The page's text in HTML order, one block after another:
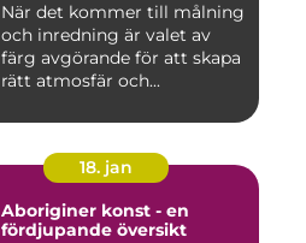
När det kommer till målning
och inredning är valet av
färg avgörande för att skapa
rätt atmosfär och...
18. jan
Aboriginer konst - en
fördjupande översikt